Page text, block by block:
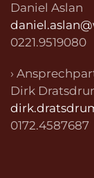
Daniel Aslan
0221.9519080
›
Dirk
0172.4587687